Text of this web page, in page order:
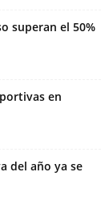
superan el 50%
en
del año ya se